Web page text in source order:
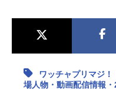
最新記事一覧
ワッチャプリマジ
場人物・動画配信情報